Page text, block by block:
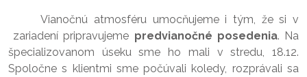
Vianočnú atmosféru umocňujeme i tým, že si v
zariadení pripravujeme predvianočné posedenia. Na
špecializovanom úseku sme ho mali v stredu, 18.12.
Spoločne s klientmi sme počúvali koledy, rozprávali sa